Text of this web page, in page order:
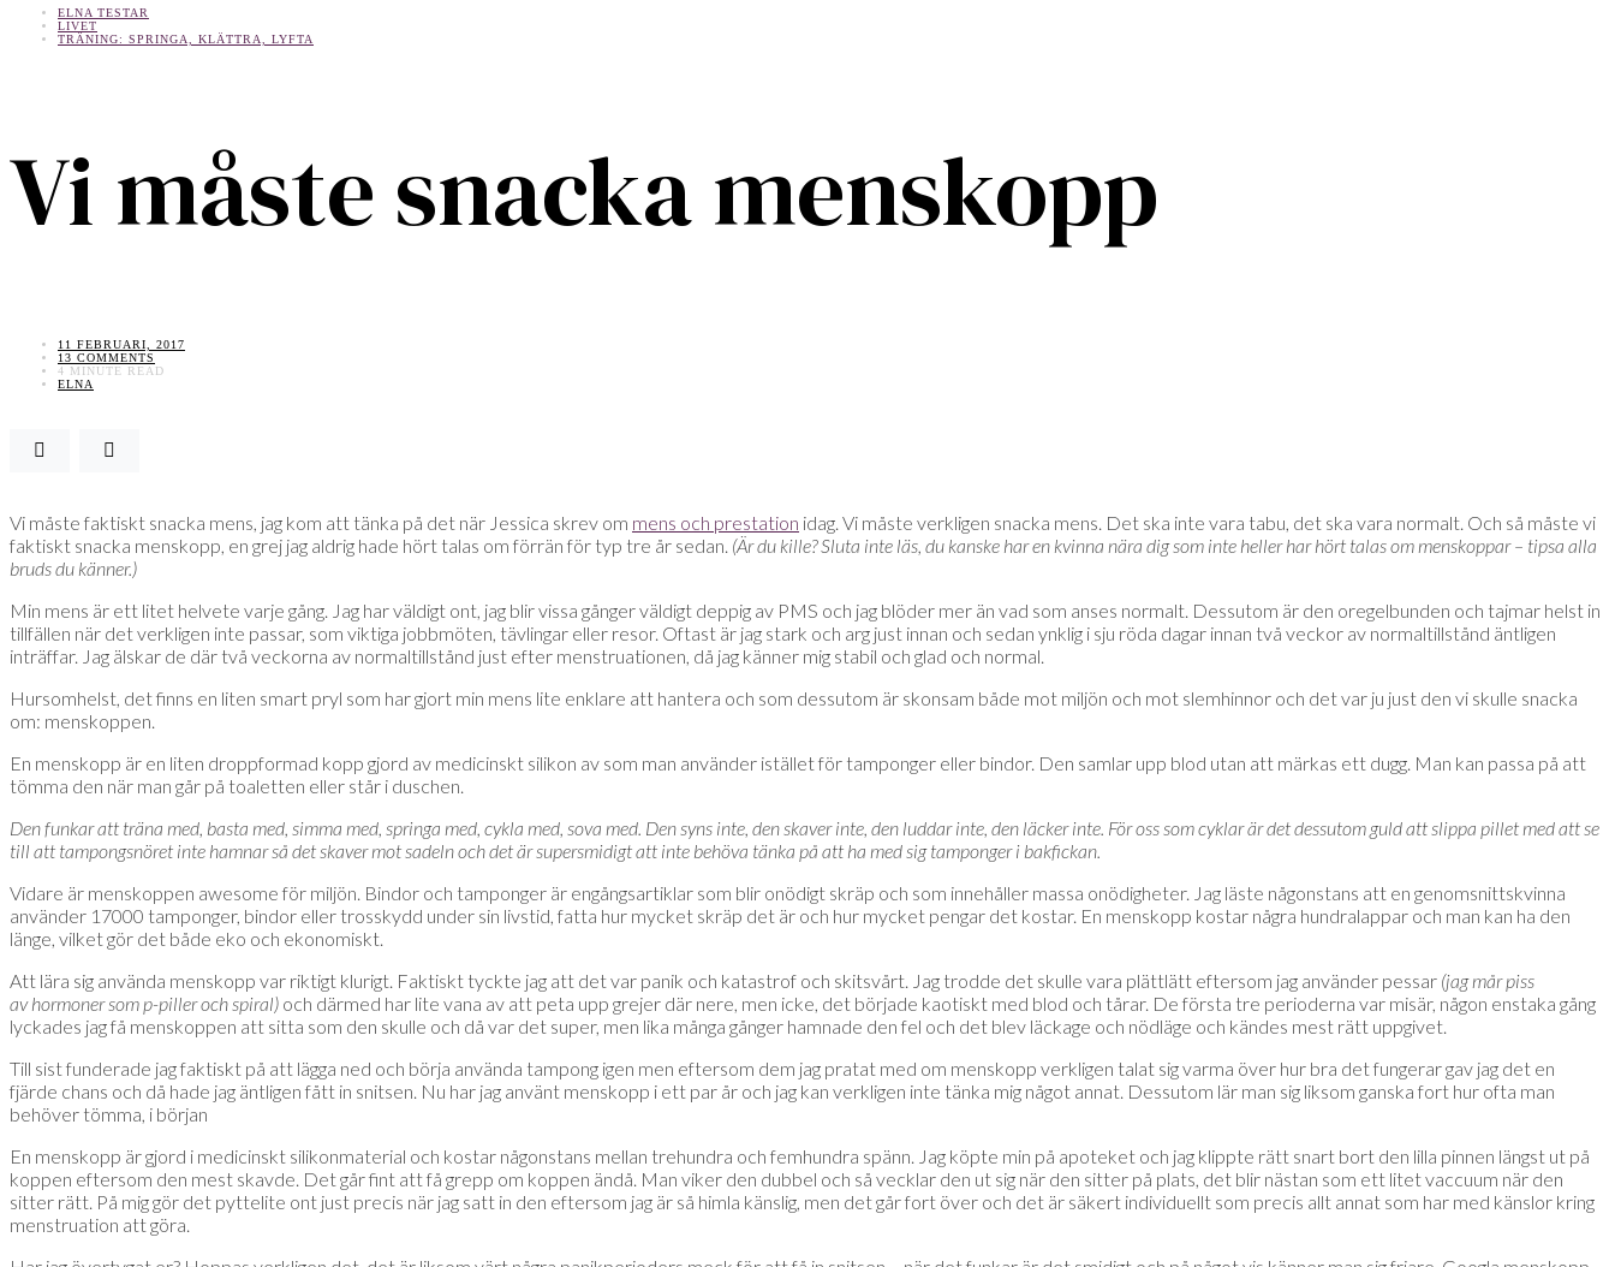
ELNA TESTAR
LIVET
TRÄNING: SPRINGA, KLÄTTRA, LYFTA
Vi måste snacka menskopp
11 FEBRUARI, 2017
13 COMMENTS
4 MINUTE READ
ELNA
Vi måste faktiskt snacka mens, jag kom att tänka på det när Jessica skrev om mens och prestation idag. Vi måste verkligen snacka mens. Det ska inte vara tabu, det ska vara normalt. Och så måste vi
faktiskt snacka menskopp, en grej jag aldrig hade hört talas om förrän för typ tre år sedan. (Är du kille? Sluta inte läs, du kanske har en kvinna nära dig som inte heller har hört talas om menskoppar – tipsa alla
bruds du känner.)
Min mens är ett litet helvete varje gång. Jag har väldigt ont, jag blir vissa gånger väldigt deppig av PMS och jag blöder mer än vad som anses normalt. Dessutom är den oregelbunden och tajmar helst in
tillfällen när det verkligen inte passar, som viktiga jobbmöten, tävlingar eller resor. Oftast är jag stark och arg just innan och sedan ynklig i sju röda dagar innan två veckor av normaltillstånd äntligen
inträffar. Jag älskar de där två veckorna av normaltillstånd just efter menstruationen, då jag känner mig stabil och glad och normal.
Hursomhelst, det finns en liten smart pryl som har gjort min mens lite enklare att hantera och som dessutom är skonsam både mot miljön och mot slemhinnor och det var ju just den vi skulle snacka
om: menskoppen.
En menskopp är en liten droppformad kopp gjord av medicinskt silikon av som man använder istället för tamponger eller bindor. Den samlar upp blod utan att märkas ett dugg. Man kan passa på att
tömma den när man går på toaletten eller står i duschen.
Den funkar att träna med, basta med, simma med, springa med, cykla med, sova med. Den syns inte, den skaver inte, den luddar inte, den läcker inte. För oss som cyklar är det dessutom guld att slippa pillet med att se
till att tampongsnöret inte hamnar så det skaver mot sadeln och det är supersmidigt att inte behöva tänka på att ha med sig tamponger i bakfickan.
Vidare är menskoppen awesome för miljön. Bindor och tamponger är engångsartiklar som blir onödigt skräp och som innehåller massa onödigheter. Jag läste någonstans att en genomsnittskvinna
använder 17000 tamponger, bindor eller trosskydd under sin livstid, fatta hur mycket skräp det är och hur mycket pengar det kostar. En menskopp kostar några hundralappar och man kan ha den
länge, vilket gör det både eko och ekonomiskt.
Att lära sig använda menskopp var riktigt klurigt. Faktiskt tyckte jag att det var panik och katastrof och skitsvårt. Jag trodde det skulle vara plättlätt eftersom jag använder pessar (jag mår piss
av hormoner som p-piller och spiral) och därmed har lite vana av att peta upp grejer där nere, men icke, det började kaotiskt med blod och tårar. De första tre perioderna var misär, någon enstaka gång
lyckades jag få menskoppen att sitta som den skulle och då var det super, men lika många gånger hamnade den fel och det blev läckage och nödläge och kändes mest rätt uppgivet.
Till sist funderade jag faktiskt på att lägga ned och börja använda tampong igen men eftersom dem jag pratat med om menskopp verkligen talat sig varma över hur bra det fungerar gav jag det en
fjärde chans och då hade jag äntligen fått in snitsen. Nu har jag använt menskopp i ett par år och jag kan verkligen inte tänka mig något annat. Dessutom lär man sig liksom ganska fort hur ofta man
behöver tömma, i början
En menskopp är gjord i medicinskt silikonmaterial och kostar någonstans mellan trehundra och femhundra spänn. Jag köpte min på apoteket och jag klippte rätt snart bort den lilla pinnen längst ut på
koppen eftersom den mest skavde. Det går fint att få grepp om koppen ändå. Man viker den dubbel och så vecklar den ut sig när den sitter på plats, det blir nästan som ett litet vaccuum när den
sitter rätt. På mig gör det pyttelite ont just precis när jag satt in den eftersom jag är så himla känslig, men det går fort över och det är säkert individuellt som precis allt annat som har med känslor kring
menstruation att göra.